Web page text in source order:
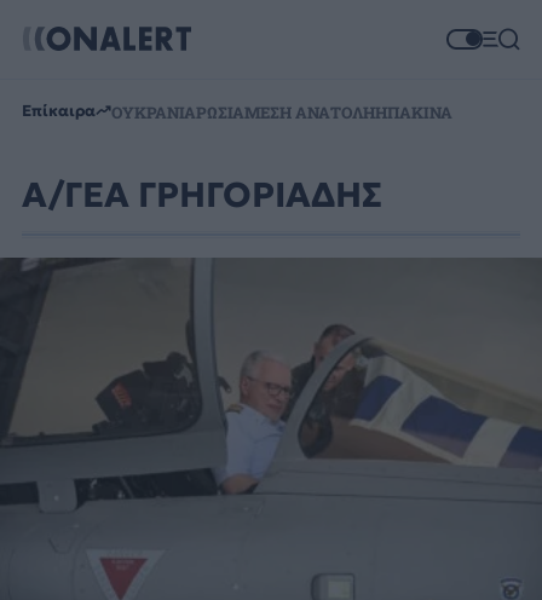
Επίκαιρα ΟΥΚΡΑΝΙΑΡΩΣΙΑΜΕΣΗ ΑΝΑΤΟΛΗΗΠΑΚΙΝΑ
Α/ΓΕΑ ΓΡΗΓΟΡΙΑΔΗΣ